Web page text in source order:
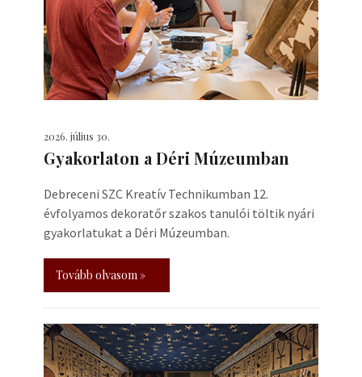
2026. július 30.
Gyakorlaton a Déri Múzeumban
Debreceni SZC Kreatív Technikumban 12.
évfolyamos dekoratőr szakos tanulói töltik nyári
gyakorlatukat a Déri Múzeumban.
Tovább olvasom »